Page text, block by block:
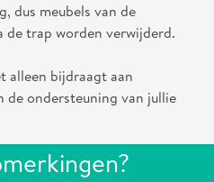
meubels van de
de trap worden verwijderd.
alleen bijdraagt aan
de ondersteuning van jullie